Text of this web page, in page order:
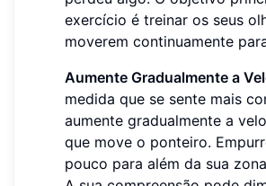
exercício é treinar os seus
moverem continuamente
Aumente Gradualmente a
medida que se sente mais
aumente gradualmente a
que move o ponteiro.
pouco para além da sua